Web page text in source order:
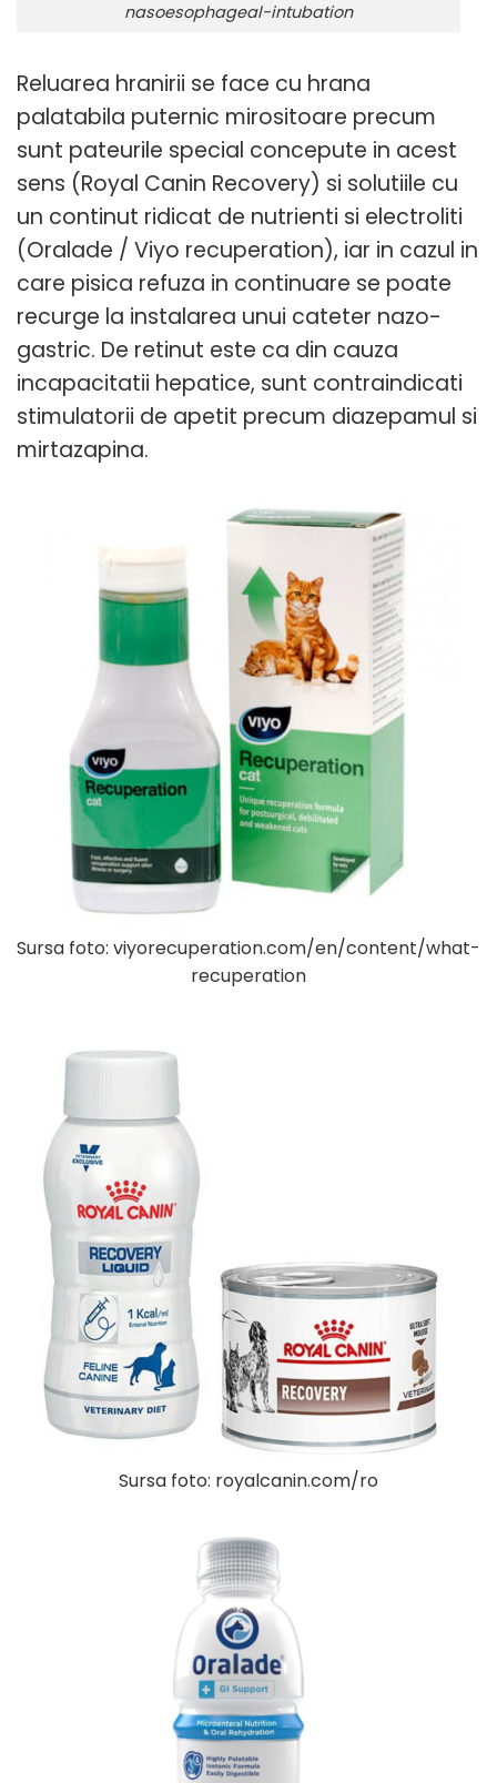
nasoesophageal-intubation
Reluarea hranirii se face cu hrana
palatabila puternic mirositoare precum
sunt pateurile special concepute in acest
sens (Royal Canin Recovery) si solutiile cu
un continut ridicat de nutrienti si electroliti
(Oralade / Viyo recuperation), iar in cazul in
care pisica refuza in continuare se poate
recurge la instalarea unui cateter nazo-
gastric. De retinut este ca din cauza
incapacitatii hepatice, sunt contraindicati
stimulatorii de apetit precum diazepamul si
mirtazapina.
Sursa foto: viyorecuperation.com/en/content/what-
recuperation
Sursa foto: royalcanin.com/ro